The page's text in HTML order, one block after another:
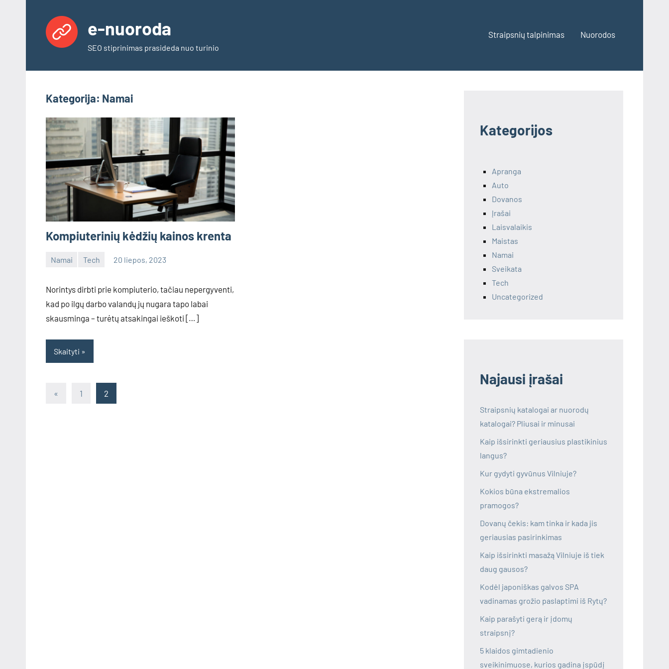
content
e-nuoroda
SEO stiprinimas prasideda nuo turinio
Straipsnių talpinimas Nuorodos
Kategorija: Namai
Kompiuterinių kėdžių kainos krenta
Namai Tech 20 liepos, 2023
Norintys dirbti prie kompiuterio, tačiau nepergyventi,
kad po ilgų darbo valandų jų nugara tapo labai
skausminga – turėtų atsakingai ieškoti […]
Skaityti
Įrašų
« Previous
1 2
Kategorijos
Apranga
Auto
Dovanos
Įrašai
Laisvalaikis
Maistas
Namai
Sveikata
Tech
Uncategorized
Najausi įrašai
Straipsnių katalogai ar nuorodų
katalogai? Pliusai ir minusai
Kaip išsirinkti geriausius plastikinius
langus?
Kur gydyti gyvūnus Vilniuje?
Kokios būna ekstremalios
pramogos?
Dovanų čekis: kam tinka ir kada jis
geriausias pasirinkimas
Kaip išsirinkti masažą Vilniuje iš tiek
daug gausos?
Kodėl japoniškas galvos SPA
vadinamas grožio paslaptimi iš Rytų?
Kaip parašyti gerą ir įdomų
straipsnį?
5 klaidos gimtadienio
sveikinimuose, kurios gadina įspūdį